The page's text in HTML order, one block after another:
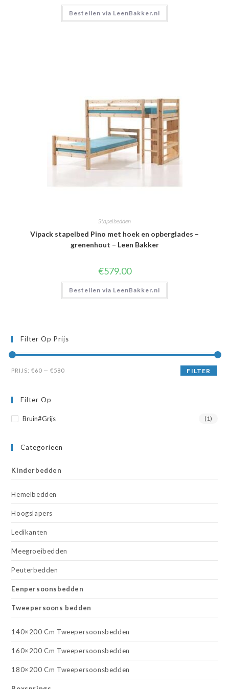
Bestellen via LeenBakker.nl
Stapelbedden
Vipack stapelbed Pino met hoek en opberglades –
grenenhout – Leen Bakker
€579.00
Bestellen via LeenBakker.nl
Filter Op Prijs
Min.
Max.
FILTER
PRIJS:€60 —€580
Filter Op
Bruin#Grijs (1)
Categorieën
Kinderbedden
Hemelbedden
Hoogslapers
Ledikanten
Meegroeibedden
Peuterbedden
Eenpersoonsbedden
Tweepersoons bedden
140×200 Cm Tweepersoonsbedden
160×200 Cm Tweepersoonsbedden
180×200 Cm Tweepersoonsbedden